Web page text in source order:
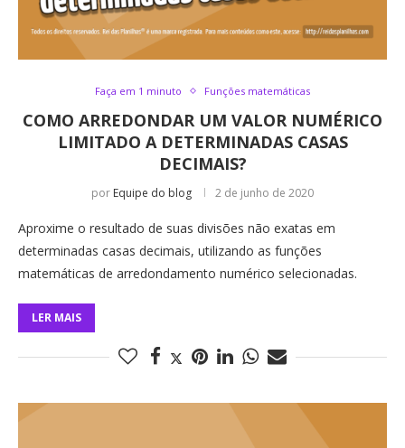
Faça em 1 minuto Funções matemáticas
COMO ARREDONDAR UM VALOR NUMÉRICO
LIMITADO A DETERMINADAS CASAS
DECIMAIS?
por Equipe do blog 2 de junho de 2020
Aproxime o resultado de suas divisões não exatas em
determinadas casas decimais, utilizando as funções
matemáticas de arredondamento numérico selecionadas.
LER MAIS